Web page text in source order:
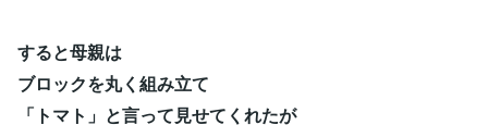
すると母親は
ブロックを丸く組み立て
「トマト」と言って見せてくれたが